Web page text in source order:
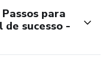
para
de sucesso -